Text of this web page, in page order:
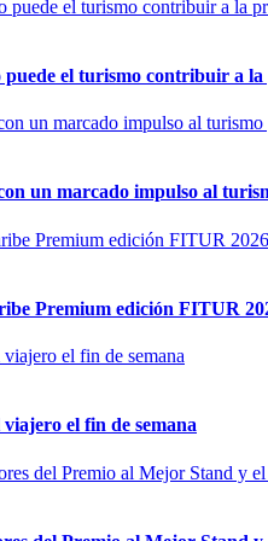
el turismo contribuir a
un marcado impulso al
Premium edición FITUR
el fin de semana